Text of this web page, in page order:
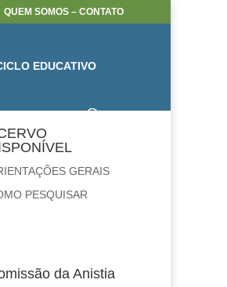
QUEM SOMOS – CONTATO
EDUCATIVO
GERAIS
PESQUISAR
da Anistia